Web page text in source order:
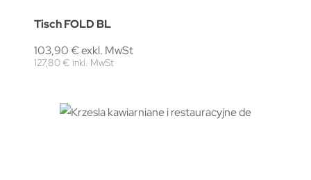
Tisch FOLD BL
103,90 € exkl. MwSt
127,80 € inkl. MwSt